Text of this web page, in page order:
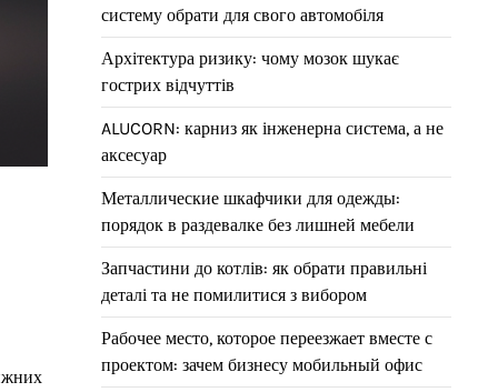
систему обрати для свого автомобіля
Архітектура ризику: чому мозок шукає
гострих відчуттів
ALUCORN: карниз як інженерна система, а не
аксесуар
Металлические шкафчики для одежды:
порядок в раздевалке без лишней мебели
Запчастини до котлів: як обрати правильні
деталі та не помилитися з вибором
Рабочее место, которое переезжает вместе с
проектом: зачем бизнесу мобильный офис